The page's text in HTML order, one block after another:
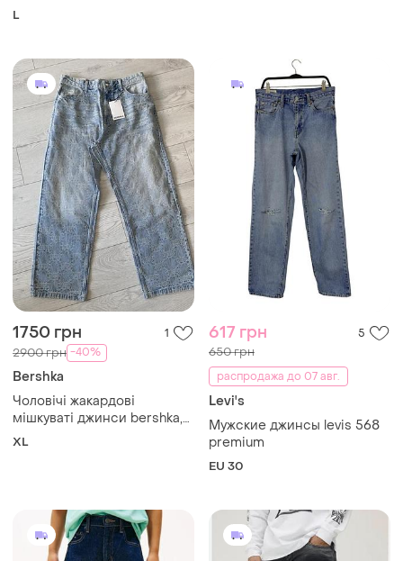
L
1750 грн 1
2900 грн -40%
Bershka
Чоловічі жакардові
мішкуваті джинси bershka,
беггі джинси, баггі джинси,
XL
617 грн 5
650 грн
распродажа до 07 авг.
Levi's
Мужские джинсы levis 568
premium
EU 30